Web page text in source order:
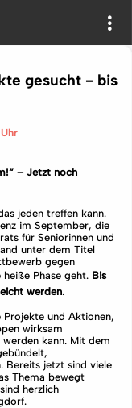
gesucht - bis
– Jetzt noch
jeden treffen kann.
im September, die
für Seniorinnen und
unter dem Titel
gegen
Phase geht. Bis
werden.
Projekte und Aktionen,
wirksam
kann. Mit dem
Bereits jetzt sind viele
Thema bewegt
herzlich